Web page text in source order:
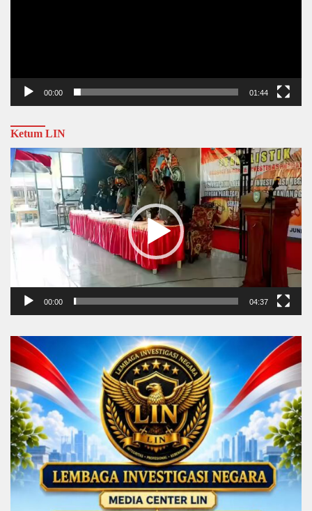
00:00 01:44
Ketum LIN
Video
Player
00:00 04:37